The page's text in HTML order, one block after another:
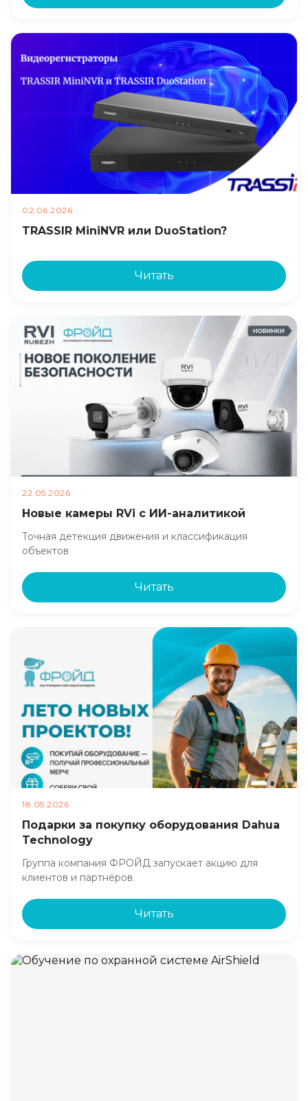
02.06.2026
TRASSIR MiniNVR или DuoStation?
Читать
22.05.2026
Новые камеры RVi с ИИ-аналитикой
Точная детекция движения и классификация
объектов
Читать
18.05.2026
Подарки за покупку оборудования Dahua
Technology
Группа компания ФРОЙД запускает акцию для
клиентов и партнёров.
Читать